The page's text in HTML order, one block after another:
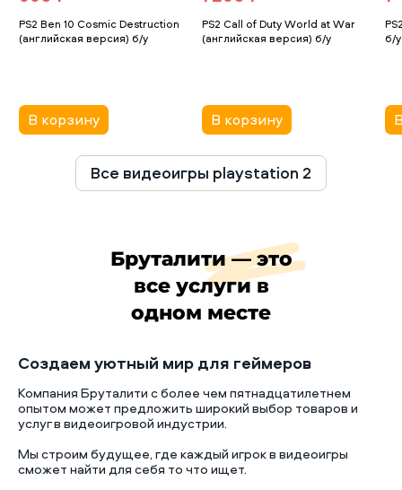
PS2 Ben 10 Cosmic Destruction
(английская версия) б/у
В корзину
PS2 Call of Duty World at War
(английская версия) б/у
В корзину
б/у
Все видеоигры playstation 2
Бруталити — это
все услуги в
одном месте
Создаем уютный мир для геймеров
Компания Бруталити с более чем пятнадцатилетнем
опытом может предложить широкий выбор товаров и
услуг в видеоигровой индустрии.
Мы строим будущее, где каждый игрок в видеоигры
сможет найти для себя то что ищет.